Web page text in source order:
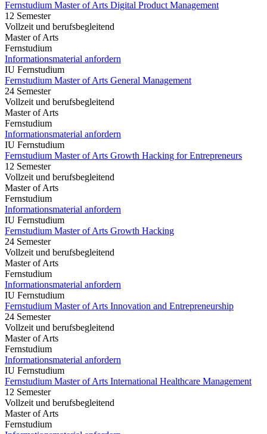
Fernstudium Master of Arts Digital Product Management
12 Semester
Vollzeit und berufsbegleitend
Master of Arts
Fernstudium
Informationsmaterial anfordern
IU Fernstudium
Fernstudium Master of Arts General Management
24 Semester
Vollzeit und berufsbegleitend
Master of Arts
Fernstudium
Informationsmaterial anfordern
IU Fernstudium
Fernstudium Master of Arts Growth Hacking for Entrepreneurs
12 Semester
Vollzeit und berufsbegleitend
Master of Arts
Fernstudium
Informationsmaterial anfordern
IU Fernstudium
Fernstudium Master of Arts Growth Hacking
24 Semester
Vollzeit und berufsbegleitend
Master of Arts
Fernstudium
Informationsmaterial anfordern
IU Fernstudium
Fernstudium Master of Arts Innovation and Entrepreneurship
24 Semester
Vollzeit und berufsbegleitend
Master of Arts
Fernstudium
Informationsmaterial anfordern
IU Fernstudium
Fernstudium Master of Arts International Healthcare Management
12 Semester
Vollzeit und berufsbegleitend
Master of Arts
Fernstudium